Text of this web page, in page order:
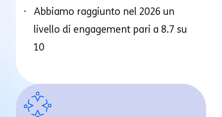
Abbiamo raggiunto nel 2026 un
livello di engagement pari a 8.7 su
10